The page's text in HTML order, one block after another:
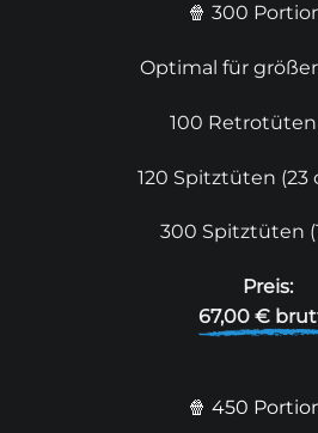
🍿 300
Optimal für
100 Retrotüten
120 Spitztüten (23
300 Spitztüten
Preis:
67,00 €
🍿 450